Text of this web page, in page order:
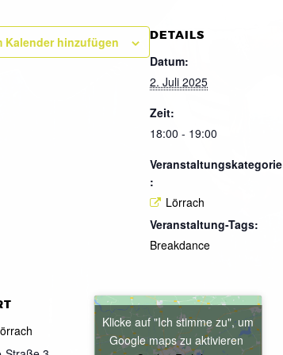
Kalender hinzufügen DETAILS
Datum:
2. Juli 2025
Zeit:
18:00 - 19:00
Veranstaltungskategorie
:
Lörrach
Veranstaltung-Tags:
Breakdance
Klicke auf "Ich stimme zu", um
Google maps zu aktivieren